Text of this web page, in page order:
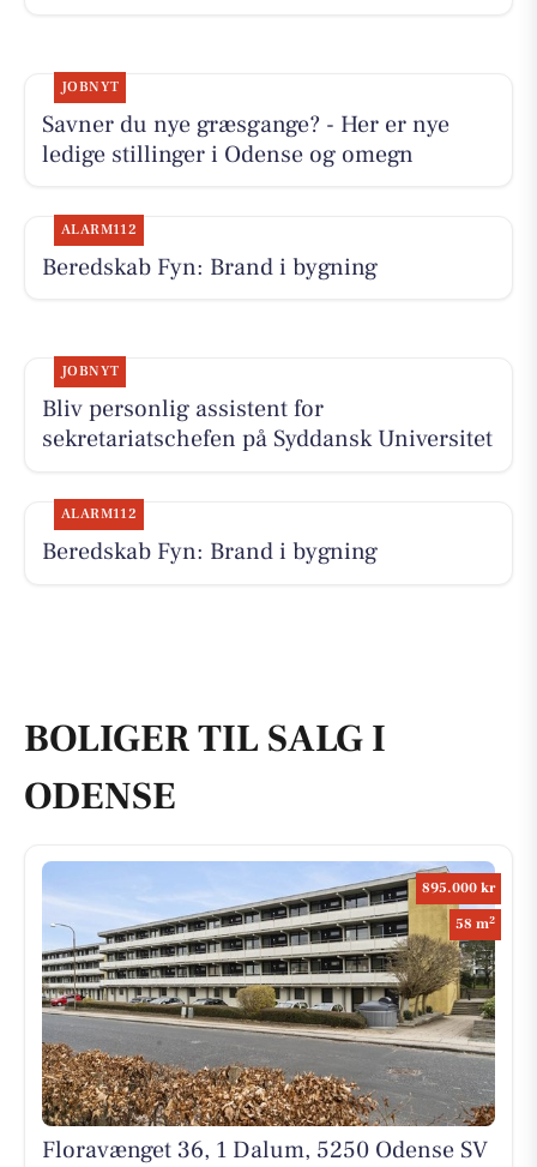
JOBNYT
Savner du nye græsgange? - Her er nye
ledige stillinger i Odense og omegn
ALARM112
Beredskab Fyn: Brand i bygning
JOBNYT
Bliv personlig assistent for
sekretariatschefen på Syddansk Universitet
ALARM112
Beredskab Fyn: Brand i bygning
BOLIGER TIL SALG I
ODENSE
895.000 kr
58 m2
Floravænget 36, 1 Dalum, 5250 Odense SV